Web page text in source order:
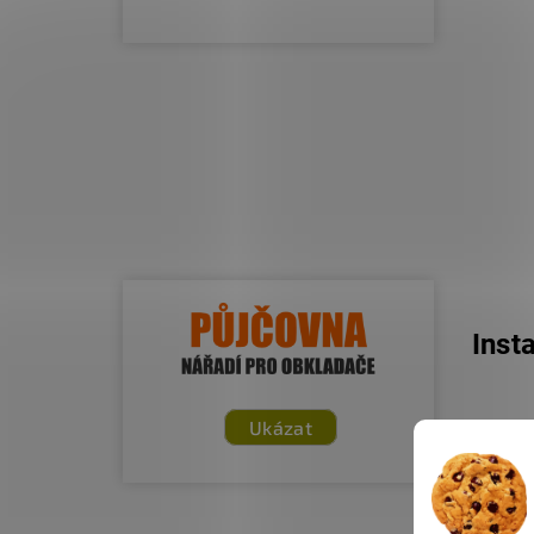
Ukázat